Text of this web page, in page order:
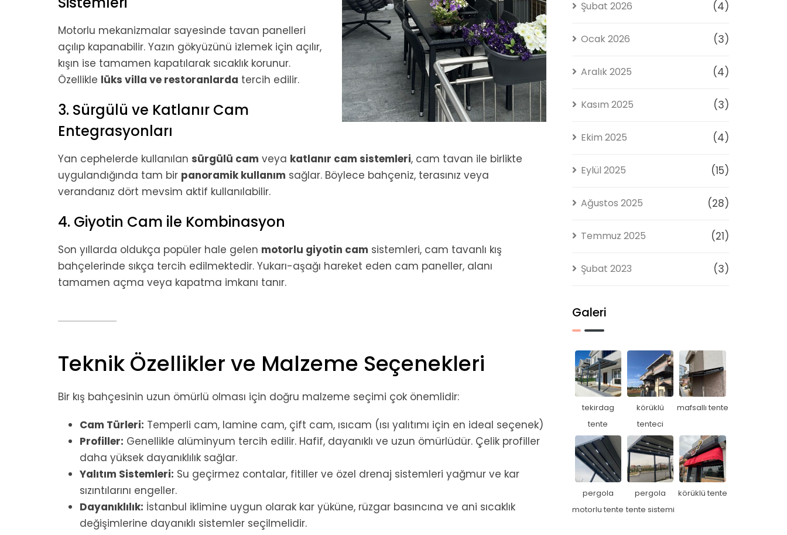
Motorlu mekanizmalar sayesinde tavan panelleri
açılıp kapanabilir. Yazın gökyüzünü izlemek için açılır,
kışın ise tamamen kapatılarak sıcaklık korunur.
Özellikle lüks villa ve restoranlarda tercih edilir.
3. Sürgülü ve Katlanır Cam
Entegrasyonları
Yan cephelerde kullanılan sürgülü cam veya katlanır cam sistemleri, cam tavan ile birlikte
uygulandığında tam bir panoramik kullanım sağlar. Böylece bahçeniz, terasınız veya
verandanız dört mevsim aktif kullanılabilir.
4. Giyotin Cam ile Kombinasyon
Son yıllarda oldukça popüler hale gelen motorlu giyotin cam sistemleri, cam tavanlı kış
bahçelerinde sıkça tercih edilmektedir. Yukarı-aşağı hareket eden cam paneller, alanı
tamamen açma veya kapatma imkanı tanır.
Teknik Özellikler ve Malzeme Seçenekleri
Bir kış bahçesinin uzun ömürlü olması için doğru malzeme seçimi çok önemlidir:
Cam Türleri: Temperli cam, lamine cam, çift cam, ısıcam (ısı yalıtımı için en ideal seçenek)
Profiller: Genellikle alüminyum tercih edilir. Hafif, dayanıklı ve uzun ömürlüdür. Çelik profiller
daha yüksek dayanıklılık sağlar.
Yalıtım Sistemleri: Su geçirmez contalar, fitiller ve özel drenaj sistemleri yağmur ve kar
sızıntılarını engeller.
Dayanıklılık: İstanbul iklimine uygun olarak kar yüküne, rüzgar basıncına ve ani sıcaklık
değişimlerine dayanıklı sistemler seçilmelidir.
Şubat 2026 (4)
Ocak 2026 (3)
Aralık 2025 (4)
Kasım 2025 (3)
Ekim 2025 (4)
Eylül 2025 (15)
Ağustos 2025 (28)
Temmuz 2025 (21)
Şubat 2023 (3)
Galeri
tekirdag
tente
körüklü
tenteci
mafsallı tente
pergola
motorlu tente
pergola
tente sistemi
körüklü tente